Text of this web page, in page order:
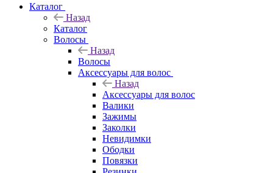
Каталог
Назад
Каталог
Волосы
Назад
Волосы
Аксессуары для волос
Назад
Аксессуары для волос
Валики
Зажимы
Заколки
Невидимки
Ободки
Повязки